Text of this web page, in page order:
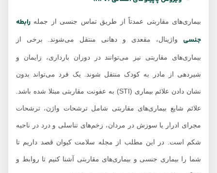
بیماری‌های مقاربتی عمدتاً از طریق تماس جنسی از جملهرابطه
جنسیواژینال، مقعدی و دهانی منتقل می‌شوند. برخی از
بیماری‌های مقاربتی نیز می‌توانند در دوران بارداری، زایمان و
شیردهی از مادر به کودک منتقل شوند. یک فرد می‌تواند بدون
نشان دادن علائم بیماری (STI) به عفونت مقاربتی مبتلا شده باشد.
علائم شایع بیماری‌های مقاربتی شامل ترشحات واژن، ترشحات
مجرای ادرار یا سوزش در مردان، زخم‌های تناسلی و درد در ناحیه
شکم است. در این مطلب از مجله سلامت کیوان قصد داریم تا
شما را بیماری‌ جنسی و بیماری‌های مقاربتی آشنا کنیم تا روابط و